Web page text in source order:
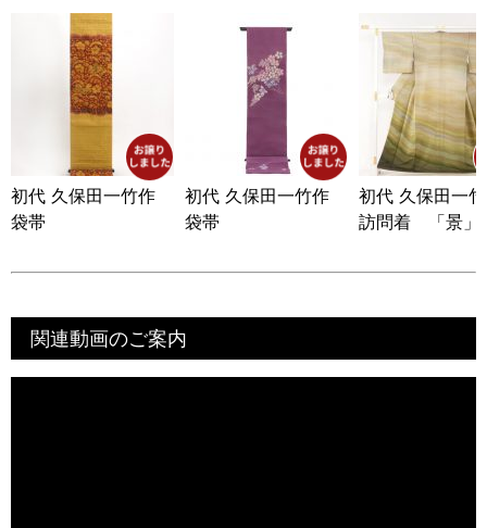
初代 久保田一竹作
袋帯
初代 久保田一竹作
袋帯
初代 久保田一
訪問着 「景」
関連動画のご案内